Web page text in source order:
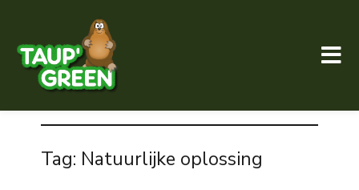
Taup' Green
Tag: Natuurlijke oplossing